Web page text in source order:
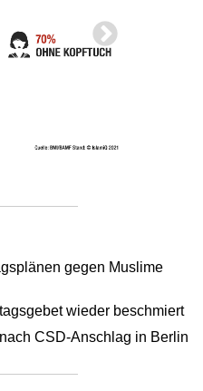
gegen Muslime
wieder beschmiert
CSD-Anschlag in Berlin